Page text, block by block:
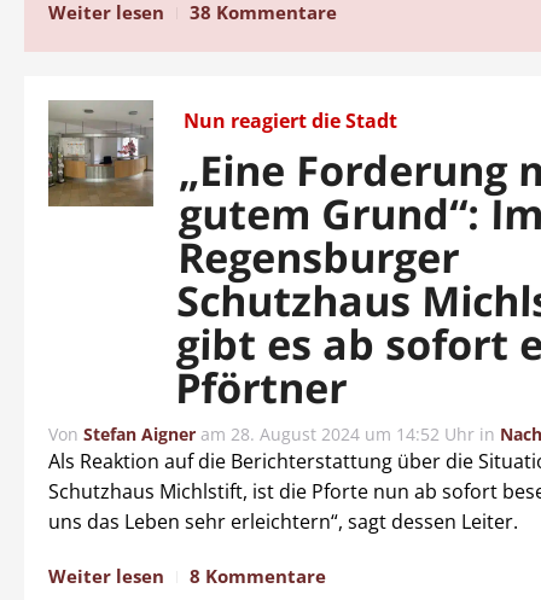
Weiter lesen 38 Kommentare
Nun reagiert die Stadt
„Eine Forderung
gutem Grund“:
Regensburger
Schutzhaus
gibt es ab sofort
Pförtner
Von Stefan Aigner am 28. August 2024 um 14:52 Uhr in
Als Reaktion auf die Berichterstattung über die
Schutzhaus Michlstift, ist die Pforte nun ab sofort
uns das Leben sehr erleichtern“, sagt dessen Leiter.
Weiter lesen 8 Kommentare